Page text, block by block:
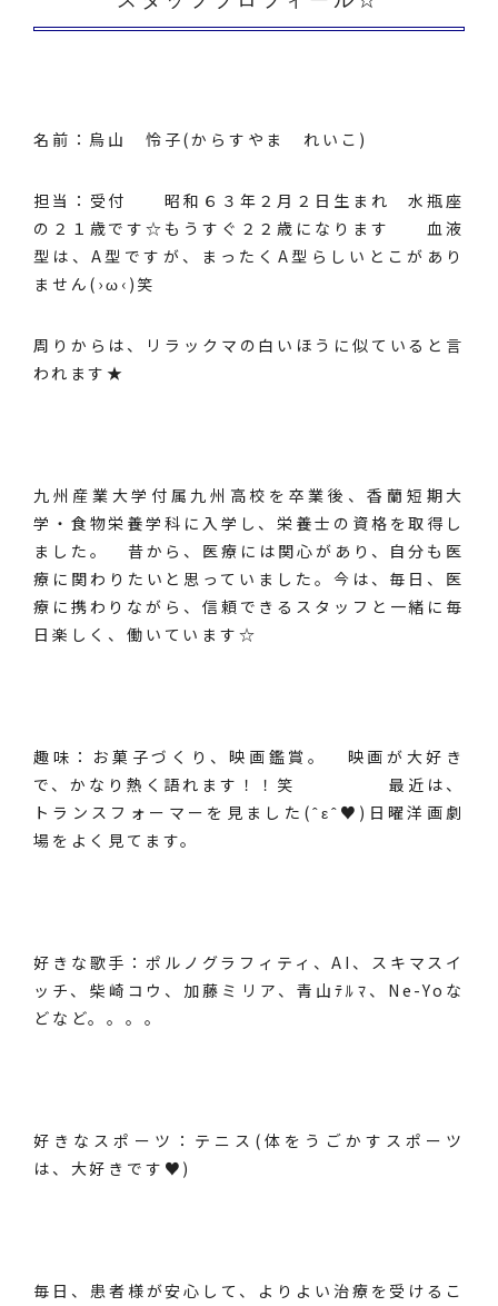
名前：烏山 怜子(からすやま れいこ)
担当：受付 昭和６３年２月２日生まれ 水瓶座
の２１歳です☆もうすぐ２２歳になります 血液
型は、A型ですが、まったくA型らしいとこがあり
ません(›ω‹)笑
周りからは、リラックマの白いほうに似ていると言
われます★
九州産業大学付属九州高校を卒業後、香蘭短期大
学・食物栄養学科に入学し、栄養士の資格を取得し
ました。 昔から、医療には関心があり、自分も医
療に関わりたいと思っていました。今は、毎日、医
療に携わりながら、信頼できるスタッフと一緒に毎
日楽しく、働いています☆
趣味：お菓子づくり、映画鑑賞。 映画が大好き
で、かなり熱く語れます！！笑 最近は、
トランスフォーマーを見ました(ˆεˆ♥)日曜洋画劇
場をよく見てます。
好きな歌手：ポルノグラフィティ、AI、スキマスイ
ッチ、柴崎コウ、加藤ミリア、青山ﾃﾙﾏ、Ne-Yoな
どなど。。。。
好きなスポーツ：テニス(体をうごかすスポーツ
は、大好きです♥)
毎日、患者様が安心して、よりよい治療を受けるこ